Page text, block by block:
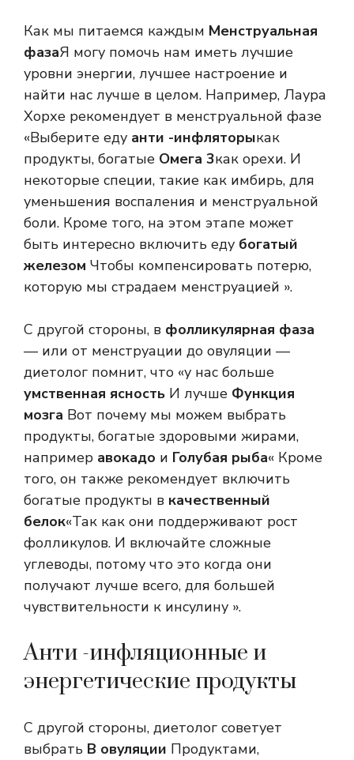
Как мы питаемся каждым Менструальная
фазаЯ могу помочь нам иметь лучшие
уровни энергии, лучшее настроение и
найти нас лучше в целом. Например, Лаура
Хорхе рекомендует в менструальной фазе
«Выберите еду анти -инфляторыкак
продукты, богатые Омега 3как орехи. И
некоторые специи, такие как имбирь, для
уменьшения воспаления и менструальной
боли. Кроме того, на этом этапе может
быть интересно включить еду богатый
железом Чтобы компенсировать потерю,
которую мы страдаем менструацией ».
С другой стороны, в фолликулярная фаза
— или от менструации до овуляции —
диетолог помнит, что «у нас больше
умственная ясность И лучше Функция
мозга Вот почему мы можем выбрать
продукты, богатые здоровыми жирами,
например авокадо и Голубая рыба« Кроме
того, он также рекомендует включить
богатые продукты в качественный
белок«Так как они поддерживают рост
фолликулов. И включайте сложные
углеводы, потому что это когда они
получают лучше всего, для большей
чувствительности к инсулину ».
Анти -инфляционные и
энергетические продукты
С другой стороны, диетолог советует
выбрать В овуляции Продуктами,